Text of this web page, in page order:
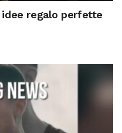
regalo perfette